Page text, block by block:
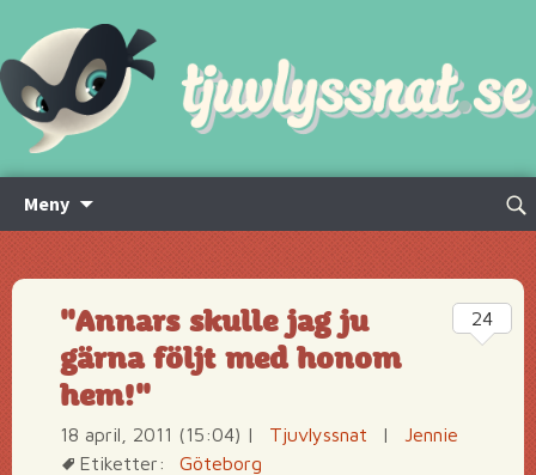
Meny
innehåll
Sök
"Annars skulle jag ju
gärna följt med honom
hem!"
18 april, 2011 (15:04) | Tjuvlyssnat |
Jennie
Etiketter:
Göteborg
24